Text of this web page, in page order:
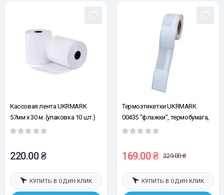
Кассовая лента UKRMARK
57мм х 30 м. (упаковка 10 шт.)
220.00 ₴
КУПИТЬ В ОДИН КЛИК
Термоэтикетки UKRMARK
00435 "флажки", термобумага,
Ш:30 х В:45, рулон 100 эт, белые
169.00 ₴ 329.00 ₴
КУПИТЬ В ОДИН КЛИК